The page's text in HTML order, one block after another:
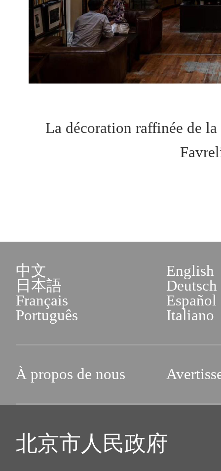
La décoration raffinée de
中文
English
日本語
Deutsch
Français
Español
Português
Italiano
À propos de nous
北京市人民政府